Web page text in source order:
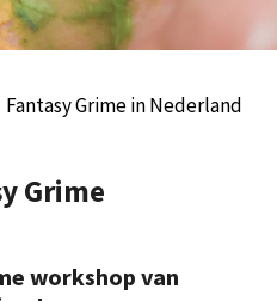
Fantasy Grime in Nederland
Grime
workshop van